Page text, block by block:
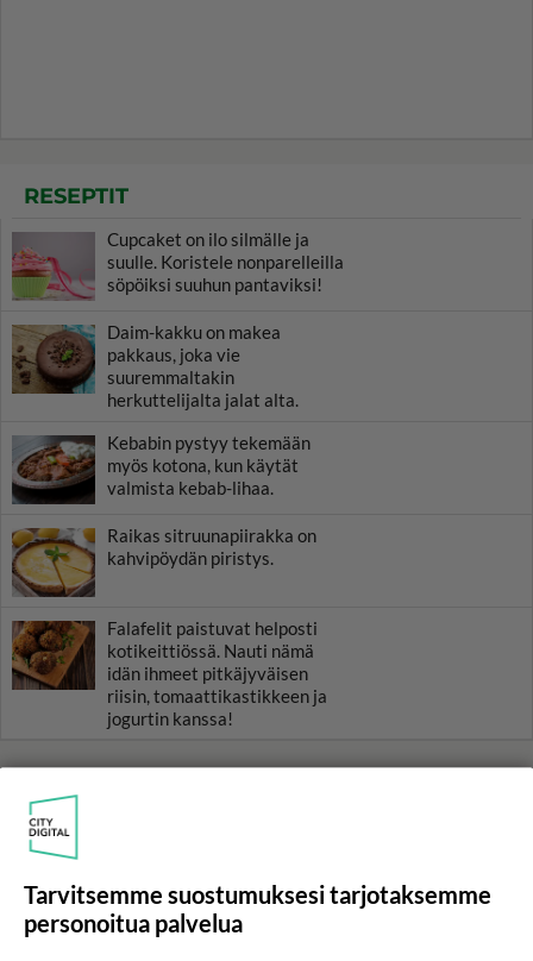
RESEPTIT
Cupcaket on ilo silmälle ja
suulle. Koristele nonparelleilla
söpöiksi suuhun pantaviksi!
Daim-kakku on makea
pakkaus, joka vie
suuremmaltakin
herkuttelijalta jalat alta.
Kebabin pystyy tekemään
myös kotona, kun käytät
valmista kebab-lihaa.
Raikas sitruunapiirakka on
kahvipöydän piristys.
Falafelit paistuvat helposti
kotikeittiössä. Nauti nämä
idän ihmeet pitkäjyväisen
riisin, tomaattikastikkeen ja
jogurtin kanssa!
HOROSKOOPPI
Tarvitsemme suostumuksesi tarjotaksemme
personoitua palvelua